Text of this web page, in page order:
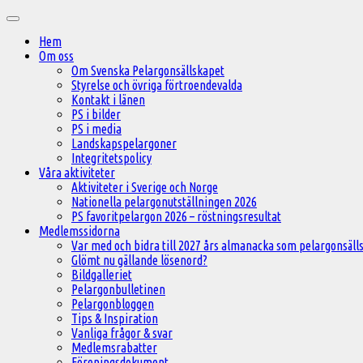
innehåll
Huvudmeny
Hem
Om oss
Om Svenska Pelargonsällskapet
Styrelse och övriga förtroendevalda
Kontakt i länen
PS i bilder
PS i media
Landskapspelargoner
Integritetspolicy
Våra aktiviteter
Aktiviteter i Sverige och Norge
Nationella pelargonutställningen 2026
PS favoritpelargon 2026 – röstningsresultat
Medlemssidorna
Var med och bidra till 2027 års almanacka som
Glömt nu gällande lösenord?
Bildgalleriet
Pelargonbulletinen
Pelargonbloggen
Tips & Inspiration
Vanliga frågor & svar
Medlemsrabatter